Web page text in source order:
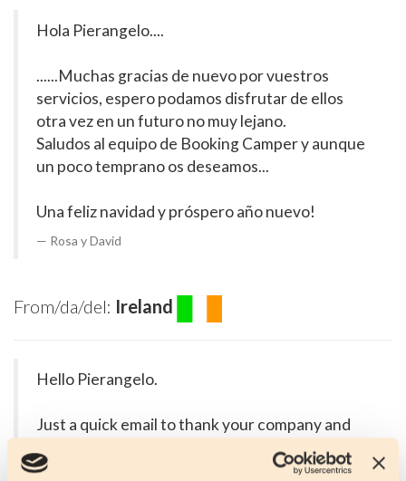
Hola Pierangelo....
......Muchas gracias de nuevo por vuestros
servicios, espero podamos disfrutar de ellos
otra vez en un futuro no muy lejano.
Saludos al equipo de Booking Camper y aunque
un poco temprano os deseamos...
Una feliz navidad y próspero año nuevo!
Rosa y David
From/da/del: Ireland
Hello Pierangelo.
Just a quick email to thank your company and
your services for a great holiday. We dropped
the camper van back on Friday after a great